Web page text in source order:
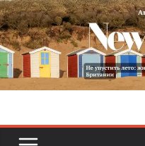
Skip
to
content